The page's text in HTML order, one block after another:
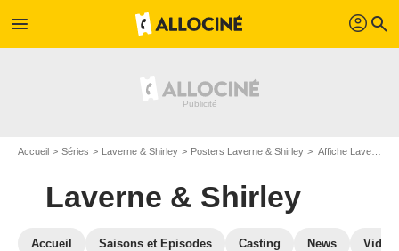
menu profil search
Accueil Séries Laverne & Shirley Posters Laverne & Shirley Affiche Laverne & Shirley
Laverne & Shirley
Accueil Saisons et Episodes Casting News